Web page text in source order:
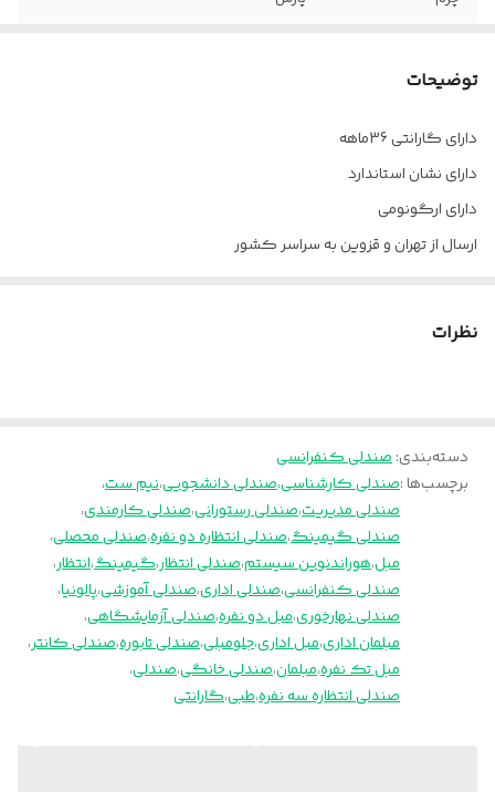
چرخ
پایه کنفرانسی استپردار
توضیحات
دارای گارانتی 36ماهه
دارای نشان استاندارد
دارای ارگونومی
ارسال از تهران و قزوین به سراسر کشور
نظرات
دسته‌بندی:صندلی کنفرانسی
برچسب‌ها :صندلی کارشناسی،صندلی دانشجویی،نیم ست،
صندلی مدیریت،صندلی رستورانی،صندلی کارمندی،
صندلی گیمینگ،صندلی انتظاره دو نفره،صندلی محصلی،
مبل،هوراندنوین سیستم،صندلی انتظار،گیمینگ،انتظار،
صندلی کنفرانسی،صندلی اداری،صندلی آموزشی،پالونیا،
صندلی نهارخوری،مبل دو نفره،صندلی آزمایشگاهی،
مبلمان اداری،مبل اداری،جلومبلی،صندلی تابوره،صندلی کانتر،
مبل تک نفره،مبلمان،صندلی خانگی،صندلی،
صندلی انتظاره سه نفره،طبی،گارانتی